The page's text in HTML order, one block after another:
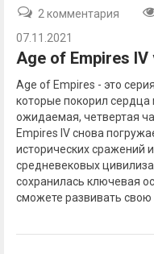
2 комментария
07.11.2021
Age of Empires IV
Age of Empires - это
которые покорил сердца
ожидаемая, четвертая
Empires IV снова
исторических сражений
средневековых
сохранилась ключевая
сможете развивать свою